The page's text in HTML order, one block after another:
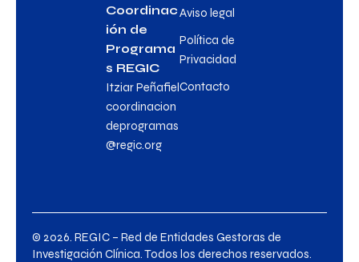
Coordinac
ión de
Programa
s REGIC
Itziar Peñafiel
coordinacion
deprogramas
@regic.org
Aviso legal
Política de
Privacidad
Contacto
© 2026. REGIC – Red de Entidades Gestoras de
Investigación Clínica. Todos los derechos reservados.